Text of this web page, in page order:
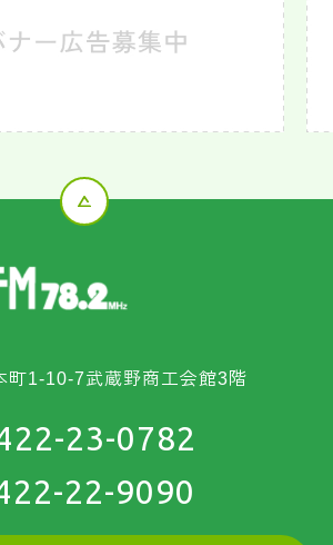
町1-10-7武蔵野商工会館3階
23-0782
22-9090